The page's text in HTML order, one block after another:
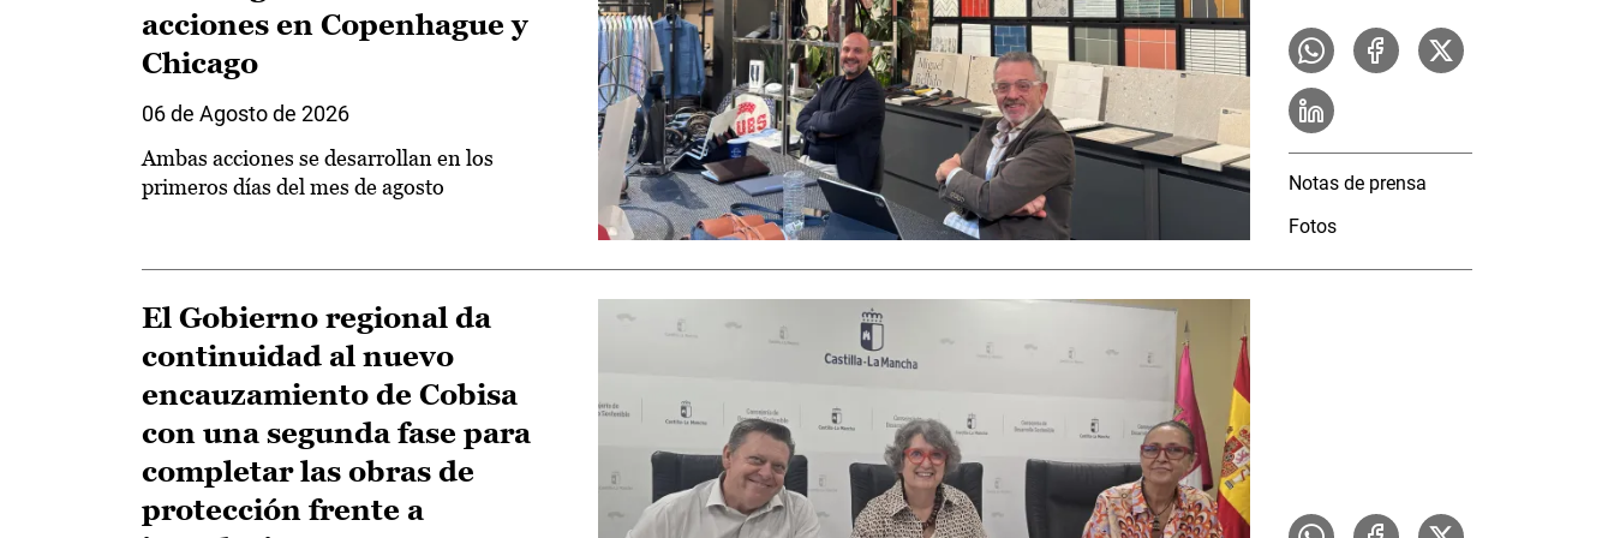
acciones en Copenhague y
Chicago
06 de Agosto de 2026
Ambas acciones se desarrollan en los
primeros días del mes de agosto
Notas de prensa
Fotos
El Gobierno regional da
continuidad al nuevo
encauzamiento de Cobisa
con una segunda fase para
completar las obras de
protección frente a